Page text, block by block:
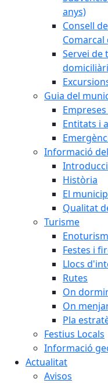
anys)
Consell
Comarcal
Servei de
Guia del
Entitats i
Informació
Història
El
Qualitat
Turisme
Festes i
Llocs
Rutes
On
On
Pla
Festius Locals
Informació
Actualitat
Avisos